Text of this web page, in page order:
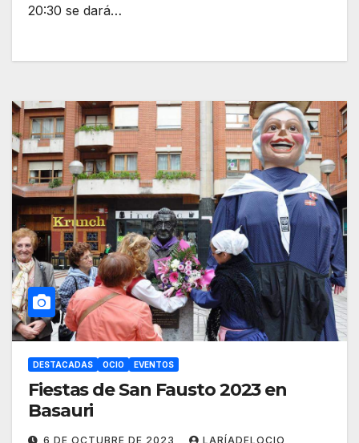
20:30 se dará…
DESTACADAS OCIO EVENTOS
Fiestas de San Fausto 2023 en
Basauri
6 DE OCTUBRE DE 2023 LARÍADELOCIO